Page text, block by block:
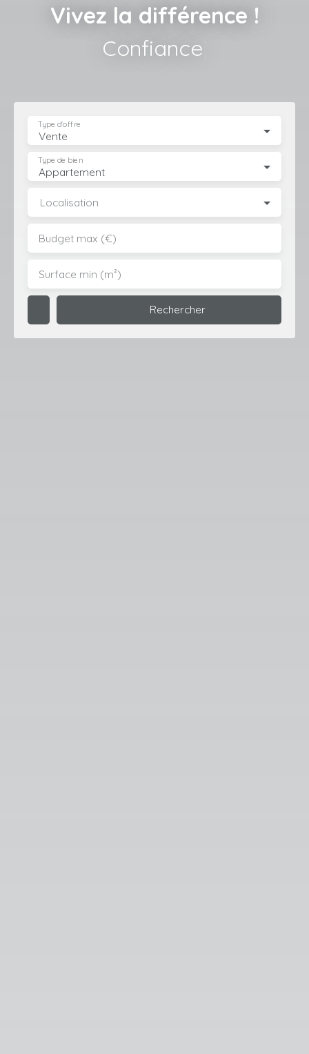
Vivez la différence !
Rigueur|
Vente
Type d'offre
Appartement
Type de bien
Localisation
Budget max (€)
Surface min (m²)
Rechercher